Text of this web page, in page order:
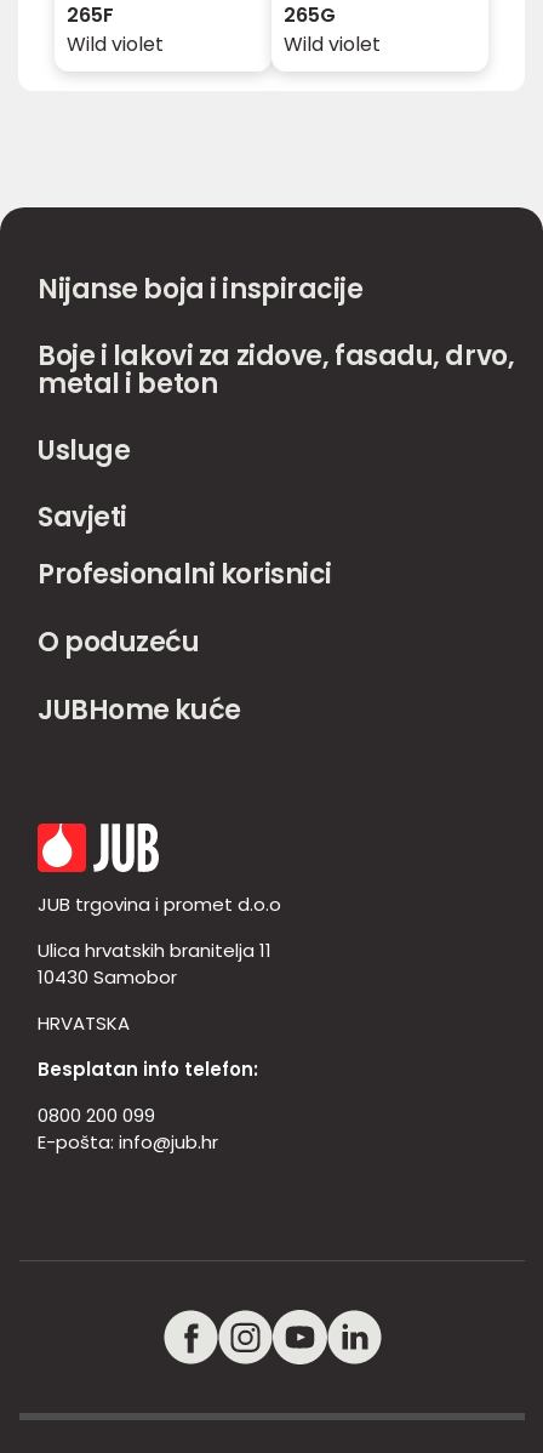
265F
Wild violet
265G
Wild violet
Nijanse boja i inspiracije
Boje i lakovi za zidove, fasadu, drvo,
metal i beton
Usluge
Savjeti
Profesionalni korisnici
O poduzeću
JUBHome kuće
JUB trgovina i promet d.o.o
Ulica hrvatskih branitelja 11
10430 Samobor
HRVATSKA
Besplatan info telefon:
0800 200 099
E-pošta: info@jub.hr